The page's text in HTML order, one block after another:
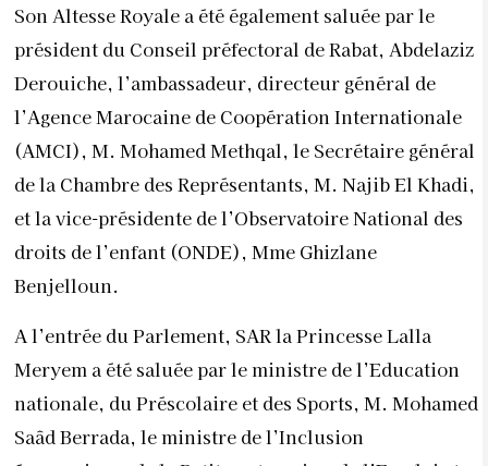
Son Altesse Royale a été également saluée par le
président du Conseil préfectoral de Rabat, Abdelaziz
Derouiche, l’ambassadeur, directeur général de
l’Agence Marocaine de Coopération Internationale
(AMCI), M. Mohamed Methqal, le Secrétaire général
de la Chambre des Représentants, M. Najib El Khadi,
et la vice-présidente de l’Observatoire National des
droits de l’enfant (ONDE), Mme Ghizlane
Benjelloun.
A l’entrée du Parlement, SAR la Princesse Lalla
Meryem a été saluée par le ministre de l’Education
nationale, du Préscolaire et des Sports, M. Mohamed
Saâd Berrada, le ministre de l’Inclusion